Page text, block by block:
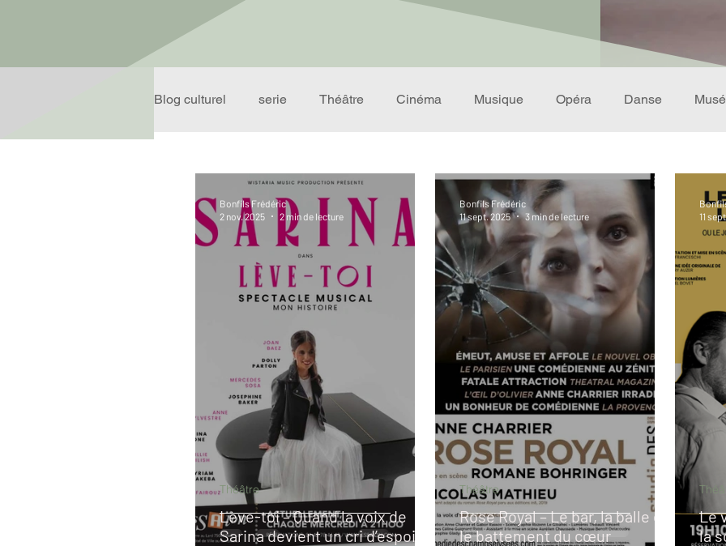
Blog culturel serie Théâtre Cinéma Musique Opéra Danse
Performance Rire Récompense Festival Coup de coeur
Événement Validé par Romane. Spécial Famille Littérature Cirque
Offre spéciale Annuaire Théâtre - Musée Hommage
Lève-toi – Quand la voix de
Sarina devient un cri d’espoir
Théâtre
Bonfils Frédéric
2 nov. 2025
2 min de lecture
Rose Royal – Le bar, la balle et
le battement du cœur
Théâtre
Bonfils Frédéric
11 sept. 2025
3 min de lecture
Le
la
11